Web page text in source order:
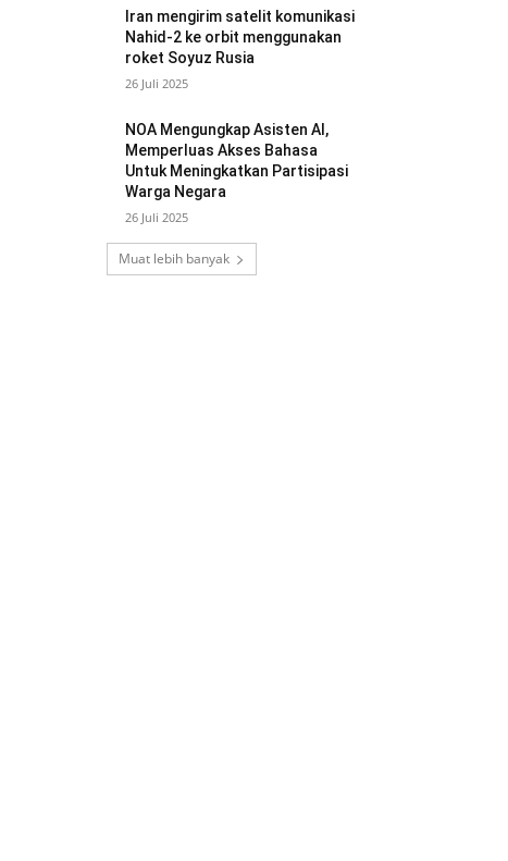
Iran mengirim satelit komunikasi
Nahid-2 ke orbit menggunakan
roket Soyuz Rusia
26 Juli 2025
NOA Mengungkap Asisten AI,
Memperluas Akses Bahasa
Untuk Meningkatkan Partisipasi
Warga Negara
26 Juli 2025
Muat lebih banyak